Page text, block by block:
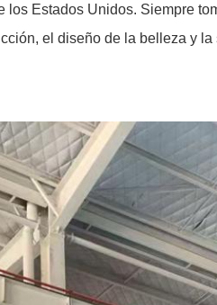
los Estados Unidos. Siempre
el diseño de la belleza y